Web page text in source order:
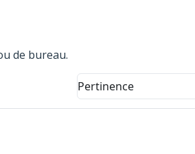
de bureau.
Pertinence